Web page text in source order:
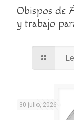
Obispos de
y trabajo
30 julio, 2026